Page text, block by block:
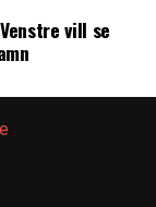
vill se